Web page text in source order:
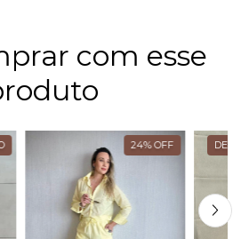
com esse
24%OFF